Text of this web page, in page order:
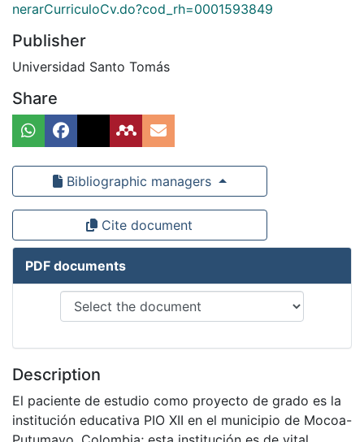
nerarCurriculoCv.do?cod_rh=0001593849
Publisher
Universidad Santo Tomás
Share
Bibliographic managers
Cite document
PDF documents
Description
El paciente de estudio como proyecto de grado es la
institución educativa PIO XII en el municipio de Mocoa-